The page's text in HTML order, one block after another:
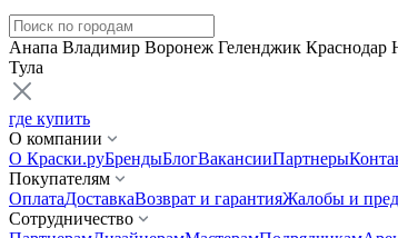
Анапа Владимир Воронеж Геленджик Краснодар
Тула
где купить
О компании
О Краски.руБрендыБлогВакансииПартнеры
Покупателям
ОплатаДоставкаВозврат и гарантияЖалобы и
Сотрудничество